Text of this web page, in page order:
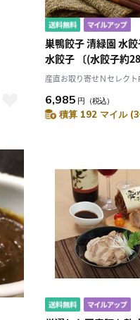
巣鴨餃子 清緑園 水
水餃子 〔(水餃子約
個)×2・(パクチー水
産直お取り寄せＮセレク
6,985 円 （税込）
積算 192 マイル